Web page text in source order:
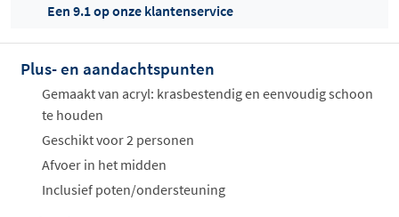
Offertes
ophalen...
Een 9.1 op onze klantenservice
Plus- en aandachtspunten
Gemaakt van acryl: krasbestendig en eenvoudig schoon
te houden
Geschikt voor 2 personen
Afvoer in het midden
Inclusief poten/ondersteuning